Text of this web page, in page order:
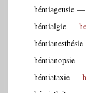
hémiageusie —
hémialgie —
hémianesthésie
hémianopsie —
hémiataxie —